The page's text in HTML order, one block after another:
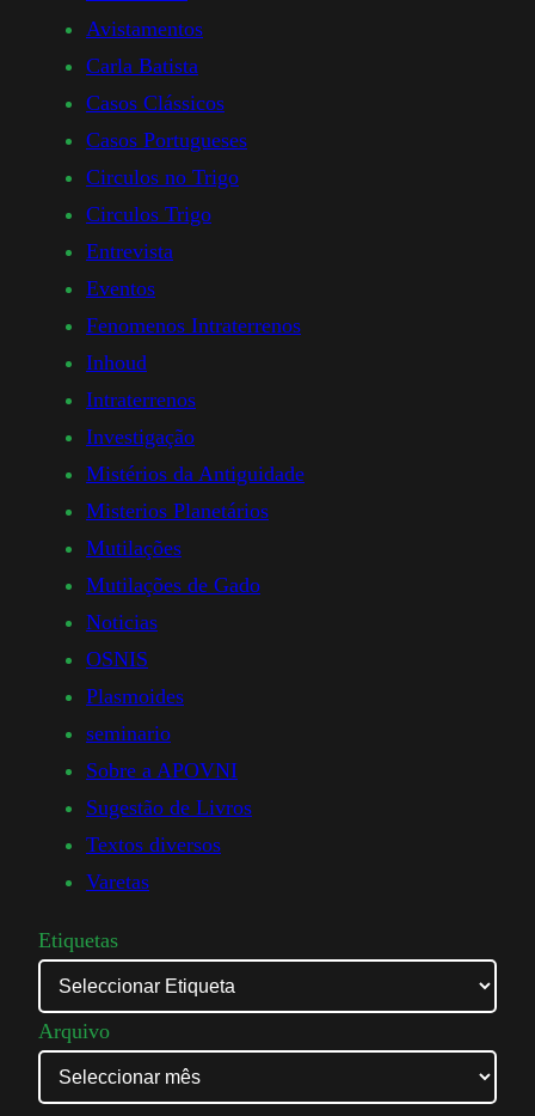
Avistamentos
Carla Batista
Casos Clássicos
Casos Portugueses
Circulos no Trigo
Circulos Trigo
Entrevista
Eventos
Fenomenos Intraterrenos
Inhoud
Intraterrenos
Investigação
Mistérios da Antiguidade
Misterios Planetários
Mutilações
Mutilações de Gado
Noticias
OSNIS
Plasmoides
seminario
Sobre a APOVNI
Sugestão de Livros
Textos diversos
Varetas
Etiquetas
Arquivo